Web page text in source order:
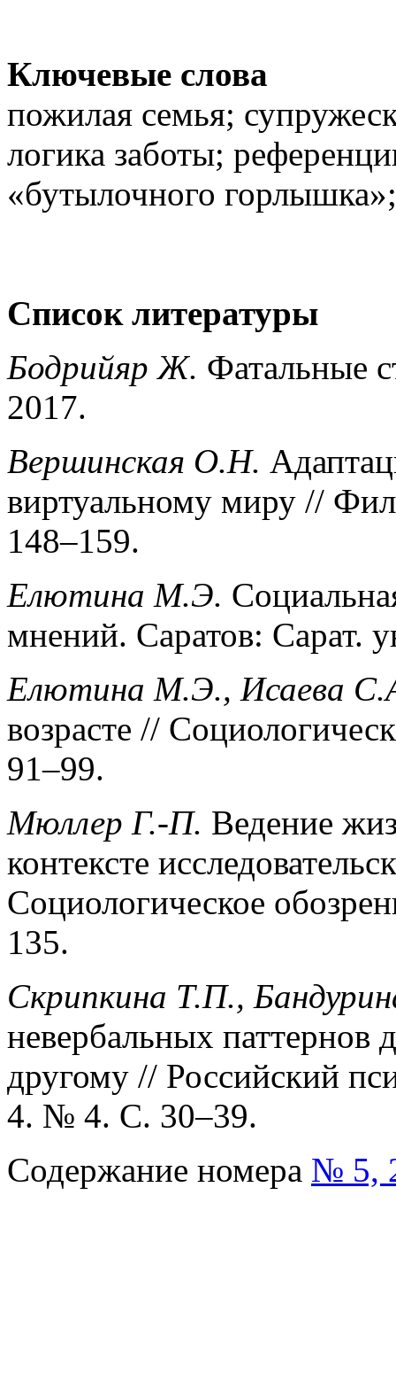
Ключевые слова
пожилая семья;
логика заботы;
«бутылочного
Список литературы
Бодрийяр Ж. Фатальные
2017.
Вершинская О.Н.
виртуальному миру //
148–159.
Елютина М.Э.
мнений. Саратов: Сарат.
Елютина М.Э., Исаева
возрасте //
91–99.
Мюллер Г.-П. Ведение
контексте
Социологическое
135.
Скрипкина Т.П.,
невербальных паттернов
другому // Российский
4. № 4. С. 30–39.
Содержание номера № 5,